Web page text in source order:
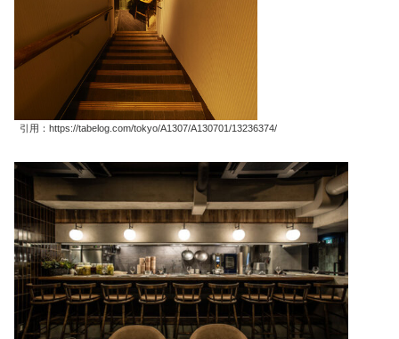
引用：https://tabelog.com/tokyo/A1307/A130701/13236374/